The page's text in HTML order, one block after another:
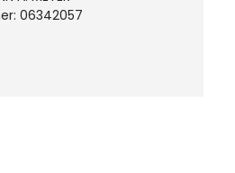
06342057